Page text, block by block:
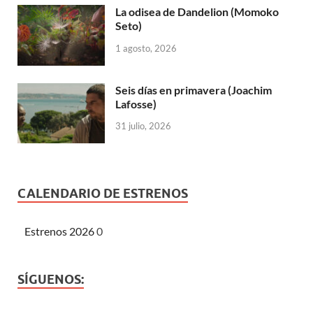
La odisea de Dandelion (Momoko
Seto)
1 agosto, 2026
Seis días en primavera (Joachim
Lafosse)
31 julio, 2026
CALENDARIO DE ESTRENOS
Estrenos 20260
SÍGUENOS: